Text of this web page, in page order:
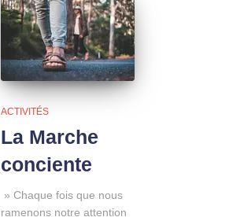
ACTIVITÉS
La Marche
conciente
» Chaque fois que nous
ramenons notre attention